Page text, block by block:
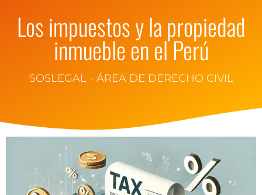
Los impuestos y la propiedad
inmueble en el Perú
SOSLEGAL - ÁREA DE DERECHO CIVIL